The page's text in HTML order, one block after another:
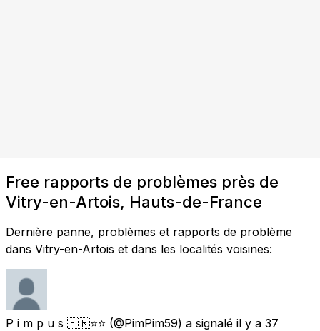
Free rapports de problèmes près de
Vitry-en-Artois, Hauts-de-France
Dernière panne, problèmes et rapports de problème
dans Vitry-en-Artois et dans les localités voisines:
P i m p u s 🇫🇷⭐️⭐️ (@PimPim59) a signalé il y a 37